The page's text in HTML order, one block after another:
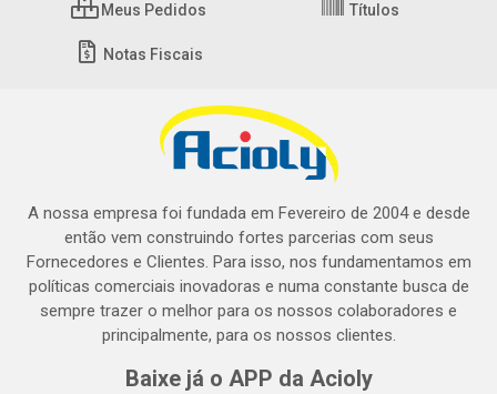
Meus Pedidos Títulos
Notas Fiscais
A nossa empresa foi fundada em Fevereiro de 2004 e desde
então vem construindo fortes parcerias com seus
Fornecedores e Clientes. Para isso, nos fundamentamos em
políticas comerciais inovadoras e numa constante busca de
sempre trazer o melhor para os nossos colaboradores e
principalmente, para os nossos clientes.
Baixe já o APP da Acioly